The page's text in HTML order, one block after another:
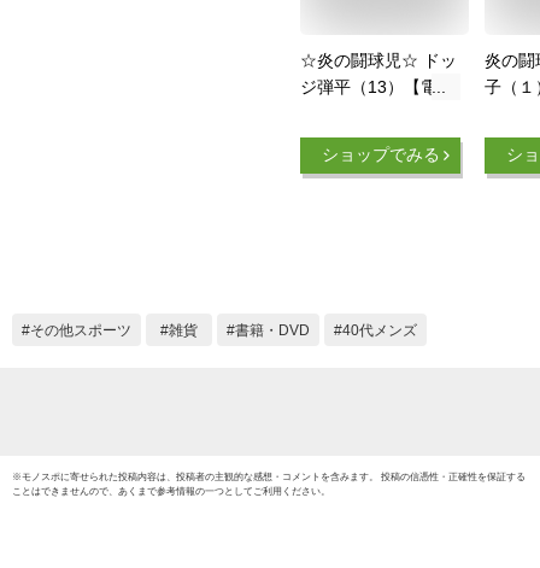
☆炎の闘球児☆ ドッ
ジ弾平（13）【電子
ひろ ]
ショップでみる
炎の闘
子（１
シ
その他スポーツ 雑貨 書籍・DVD 40代メンズ
※モノスポに寄せられた投稿内容は、投稿者の主観的な感想・コメントを含みます。 投稿の信憑性・正確性を保証する
ことはできませんので、あくまで参考情報の一つとしてご利用ください。